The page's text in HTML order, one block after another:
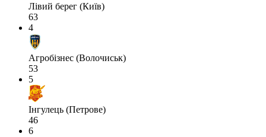
Лівий берег (Київ)
63
4
Агробізнес (Волочиськ)
53
5
Інгулець (Петрове)
46
6